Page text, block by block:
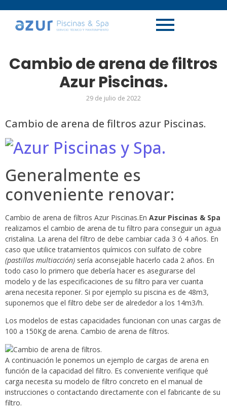
Cambio de arena de filtros
Azur Piscinas.
29 de julio de 2022
Cambio de arena de filtros azur Piscinas.
Generalmente es
conveniente renovar:
Cambio de arena de filtros Azur Piscinas.En Azur Piscinas & Spa
realizamos el cambio de arena de tu filtro para conseguir un agua
cristalina. La arena del filtro de debe cambiar cada 3 ó 4 años. En
caso que utilice tratamientos químicos con sulfato de cobre
(pastillas multiacción) sería aconsejable hacerlo cada 2 años. En
todo caso lo primero que debería hacer es asegurarse del
modelo y de las especificaciones de su filtro para ver cuanta
arena necesita reponer. Si por ejemplo su piscina es de 48m3,
suponemos que el filtro debe ser de alrededor a los 14m3/h.
Los modelos de estas capacidades funcionan con unas cargas de
100 a 150Kg de arena. Cambio de arena de filtros.
A continuación le ponemos un ejemplo de cargas de arena en
función de la capacidad del filtro. Es conveniente verifique qué
carga necesita su modelo de filtro concreto en el manual de
instrucciones o contactando directamente con el fabricante de su
filtro.